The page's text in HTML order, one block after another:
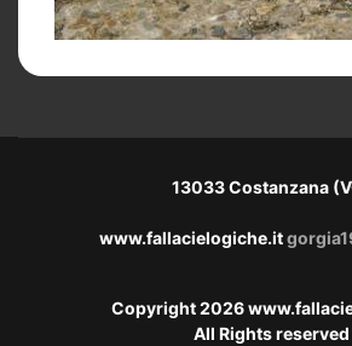
13033 Costanzana
www.fallacielogiche.it
Copyright 2026
All Rights reserved